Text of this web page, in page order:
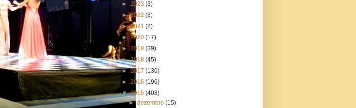
► 2023 (3)
►2022 (8)
►2021 (2)
► 2020 (17)
► 2019 (39)
►2018 (45)
►2017 (130)
► 2016 (196)
▼2015 (408)
►dezembro(15)